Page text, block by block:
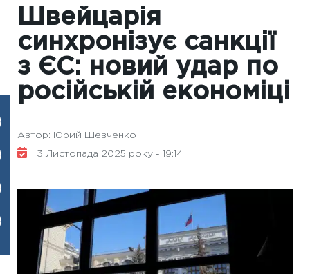
Швейцарія
синхронізує санкції
з ЄС: новий удар по
російській економіці
Автор: Юрий Шевченко
3 Листопада 2025 року - 19:14